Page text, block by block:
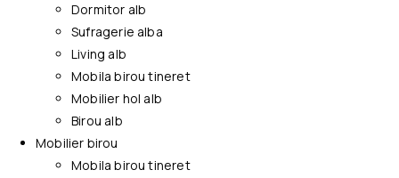
Dormitor alb
Sufragerie alba
Living alb
Mobila birou tineret
Mobilier hol alb
Birou alb
Mobilier birou
Mobila birou tineret